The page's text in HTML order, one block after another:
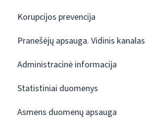
Korupcijos prevencija
Pranešėjų apsauga. Vidinis kanalas
Administracinė informacija
Statistiniai duomenys
Asmens duomenų apsauga